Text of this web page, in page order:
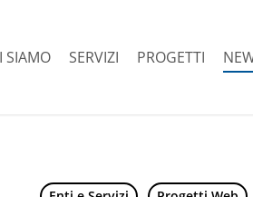
SIAMO SERVIZI PROGETTI